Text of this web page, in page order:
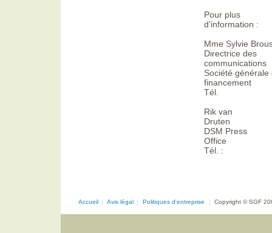
Pour plus
d’information :
Mme Sylvie
Directrice des
communications
Société générale
financement
Tél.
Rik van
Druten
DSM Press
Office
Tél. :
Accueil | Avis légal | Politiques d'entreprise | Copyright © SGF